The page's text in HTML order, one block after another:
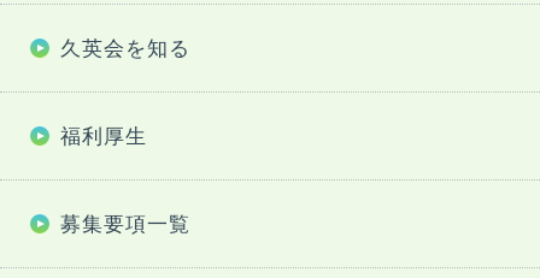
久英会を知る
福利厚生
募集要項一覧